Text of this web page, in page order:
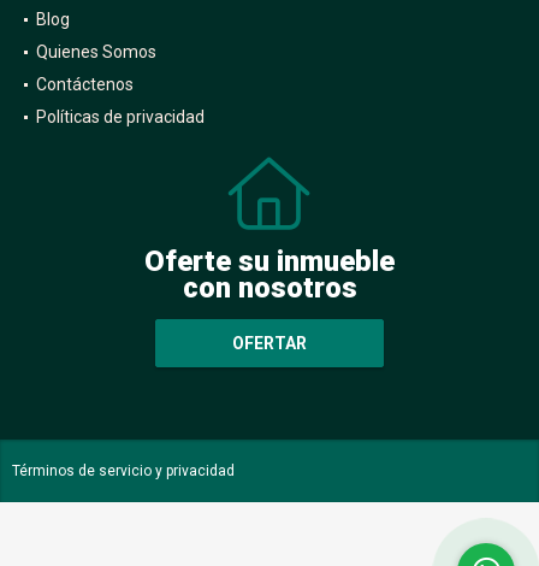
Blog
Quienes Somos
Contáctenos
Políticas de privacidad
Oferte su inmueble
con nosotros
OFERTAR
Términos de servicio y privacidad